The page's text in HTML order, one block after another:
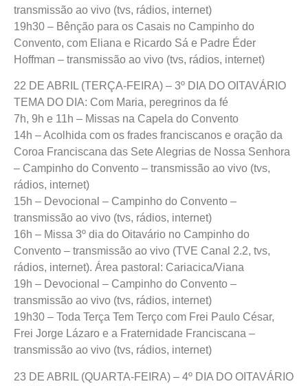
transmissão ao vivo (tvs, rádios, internet)
19h30 – Bênção para os Casais no Campinho do
Convento, com Eliana e Ricardo Sá e Padre Éder
Hoffman – transmissão ao vivo (tvs, rádios, internet)
22 DE ABRIL (TERÇA-FEIRA) – 3º DIA DO OITAVÁRIO
TEMA DO DIA: Com Maria, peregrinos da fé
7h, 9h e 11h – Missas na Capela do Convento
14h – Acolhida com os frades franciscanos e oração da
Coroa Franciscana das Sete Alegrias de Nossa Senhora
– Campinho do Convento – transmissão ao vivo (tvs,
rádios, internet)
15h – Devocional – Campinho do Convento –
transmissão ao vivo (tvs, rádios, internet)
16h – Missa 3º dia do Oitavário no Campinho do
Convento – transmissão ao vivo (TVE Canal 2.2, tvs,
rádios, internet). Área pastoral: Cariacica/Viana
19h – Devocional – Campinho do Convento –
transmissão ao vivo (tvs, rádios, internet)
19h30 – Toda Terça Tem Terço com Frei Paulo César,
Frei Jorge Lázaro e a Fraternidade Franciscana –
transmissão ao vivo (tvs, rádios, internet)
23 DE ABRIL (QUARTA-FEIRA) – 4º DIA DO OITAVÁRIO